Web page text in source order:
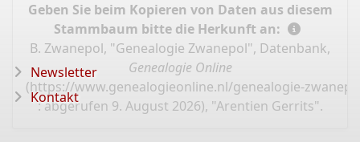
Geben Sie beim Kopieren von Daten aus diesem
Stammbaum bitte die Herkunft an:
B. Zwanepol, "Genealogie Zwanepol", Datenbank,
Genealogie Online
(https://www.genealogieonline.nl/genealogie-
: abgerufen 9. August 2026), "Arentien Gerrits".
Newsletter
Kontakt